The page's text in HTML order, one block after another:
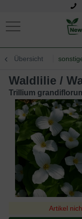
Übersicht
Waldlilie /
Trillium
Artikel